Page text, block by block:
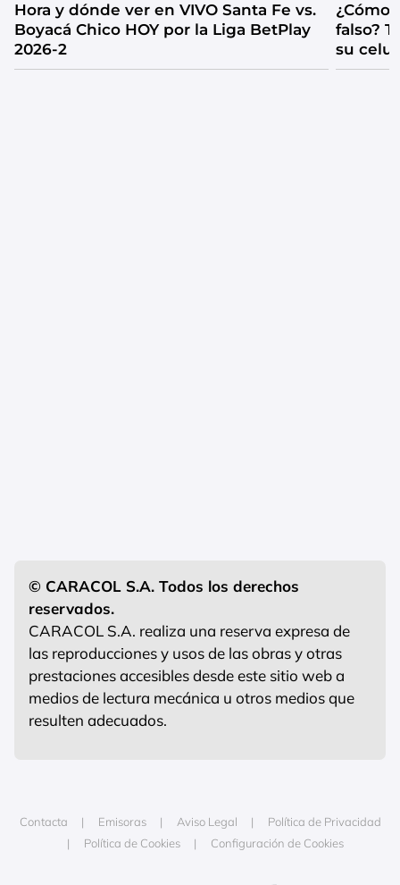
Hora y dónde ver en VIVO Santa Fe vs.
Boyacá Chico HOY por la Liga BetPlay
2026-2
¿Cómo
falso?
su
© CARACOL S.A. Todos los derechos
reservados.
CARACOL S.A. realiza una reserva expresa de
las reproducciones y usos de las obras y otras
prestaciones accesibles desde este sitio web a
medios de lectura mecánica u otros medios que
resulten adecuados.
Contacta Emisoras Aviso Legal
Política de Privacidad
Política de Cookies
Configuración de Cookies